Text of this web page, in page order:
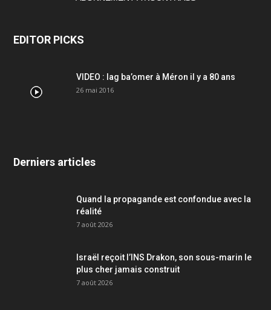
EDITOR PICKS
VIDEO : lag ba’omer à Méron il y a 80 ans
26 mai 2016
Derniers articles
Quand la propagande est confondue avec la
réalité
7 août 2026
Israël reçoit l’INS Drakon, son sous-marin le
plus cher jamais construit
7 août 2026